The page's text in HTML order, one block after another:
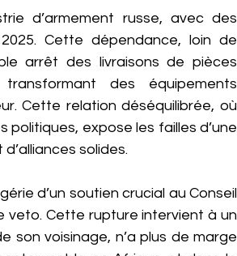
d’armement russe, avec des
Cette dépendance, loin de
arrêt des livraisons de pièces
des équipements
Cette relation déséquilibrée, où
politiques, expose les failles d’une
solides.
d’un soutien crucial au Conseil
veto. Cette rupture intervient à un
son voisinage, n’a plus de marge